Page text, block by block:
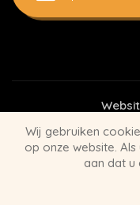
Wij gebruiken
op onze website.
aan dat